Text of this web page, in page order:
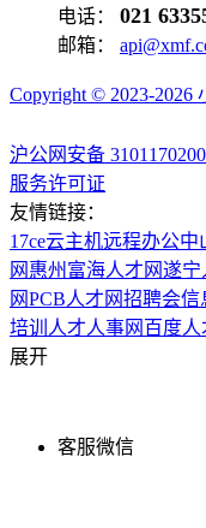
电话： 021
邮箱：
Copyright © 2023-2026
沪公网安备
服务许可证
友情链接：
17ce云主机远程办公中
网 惠州富海人才网遂宁
网PCB人才网招聘会信
培训 人才人事网 百度人
展开
客服微信